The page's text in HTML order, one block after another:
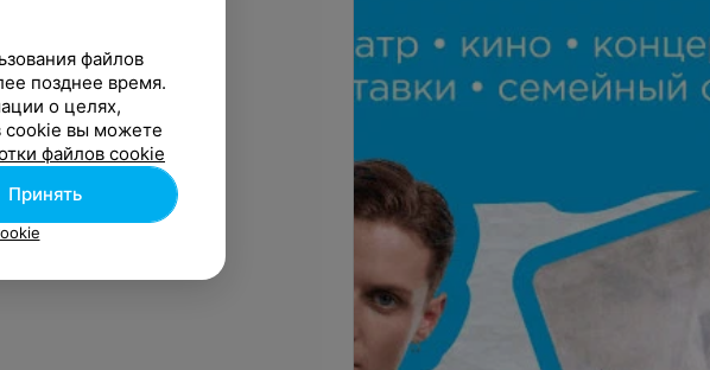
файлов
позднее время.
о целях,
cookie вы можете
файлов cookie
Принять